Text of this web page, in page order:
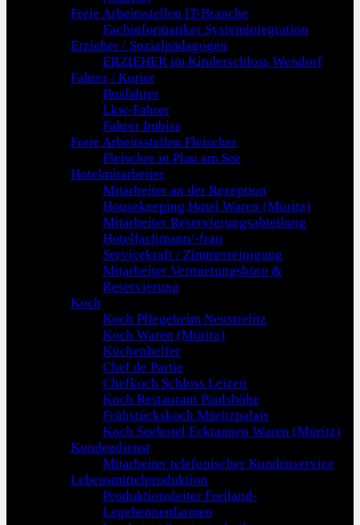
Freie Arbeitsstellen IT-Branche
Fachinformatiker Systemintegration
Erzieher / Sozialpädagogen
ERZIEHER im Kinderschloss Wendorf
Fahrer / Kurier
Busfahrer
Lkw-Fahrer
Fahrer Imbiss
Freie Arbeitsstellen Fleischer
Fleischer in Plau am See
Hotelmitarbeiter
Mitarbeiter an der Rezeption
Housekeeping Hotel Waren (Müritz)
Mitarbeiter Reservierungsabteilung
Hotelfachmann/-frau
Servicekraft / Zimmerreinigung
Mitarbeiter Vermietungsbüro &
Reservierung
Koch
Koch Pflegeheim Neustrelitz
Koch Waren (Müritz)
Küchenhelfer
Chef de Partie
Chefkoch Schloss Leizen
Koch Restaurant Paulshöhe
Frühstückskoch Müritzpalais
Koch Seehotel Ecktannen Waren (Müritz)
Kundendienst
Mitarbeiter telefonischer Kundenservice
Lebensmittelproduktion
Produktionsleiter Freiland-
Legehennenfarmen